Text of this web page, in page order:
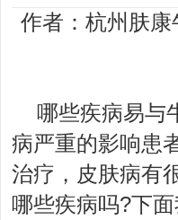
作者：杭州肤
哪些疾病易与
病严重的影响患
治疗，皮肤病有
哪些疾病吗?下